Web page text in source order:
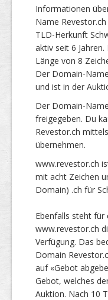
Informationen
Name
TLD-Herkunft
aktiv seit 6
Länge von 8
Der Domain-
und ist in der
Der Domain-
freigegeben. Du
Revestor.ch
übernehmen.
www.revestor.ch
mit acht Zeichen
Domain) .ch für
Ebenfalls steht
www.revestor.ch
Verfügung. Das
Domain
auf «Gebot
Gebot, welches
Auktion. Nach 10